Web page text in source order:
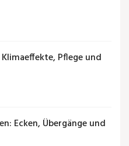
Pflege und
Ecken, Übergänge und